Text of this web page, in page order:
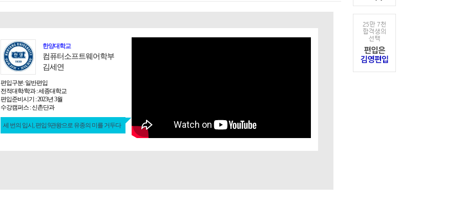
한양대학교
컴퓨터소프트웨어학부
김세연
편입구분: 일반편입
전적대학/학과 : 세종대학교
편입준비시기 : 2023년 3월
수강캠퍼스 : 신촌단과
세 번의 입시, 편입 9관왕으로 유종의 미를 거두다